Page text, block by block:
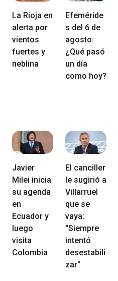
La Rioja en
alerta por
vientos
fuertes y
neblina
Efeméride
s del 6 de
agosto:
¿Qué pasó
un día
como hoy?
Javier
Milei inicia
su agenda
en
Ecuador y
luego
visita
Colombia
El canciller
le sugirió a
Villarruel
que se
vaya:
"Siempre
intentó
desestabili
zar"